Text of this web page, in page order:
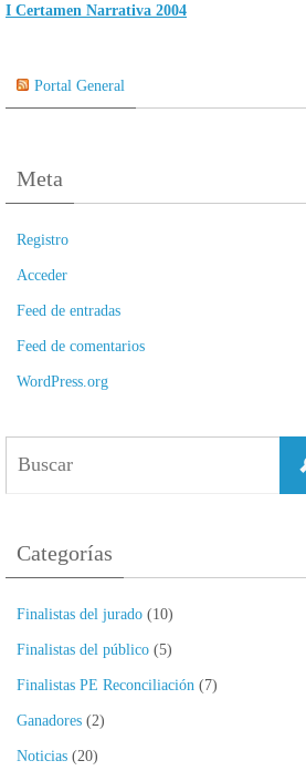
I Certamen Narrativa 2004
Portal General
Meta
Registro
Acceder
Feed de entradas
Feed de comentarios
WordPress.org
Categorías
Finalistas del jurado (10)
Finalistas del público (5)
Finalistas PE Reconciliación (7)
Ganadores (2)
Noticias (20)